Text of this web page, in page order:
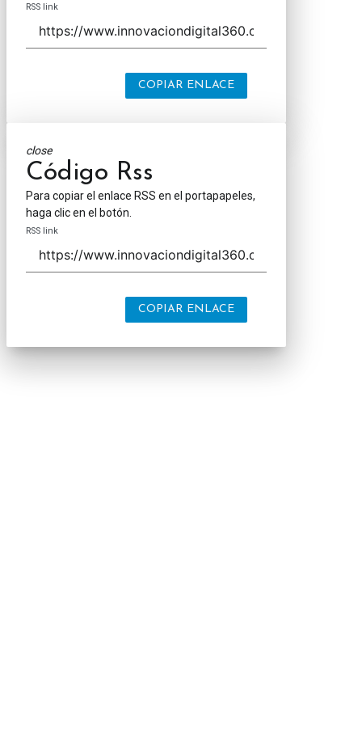
RSS link
COPIAR ENLACE
close
Código Rss
Para copiar el enlace RSS en el portapapeles,
haga clic en el botón.
RSS link
COPIAR ENLACE